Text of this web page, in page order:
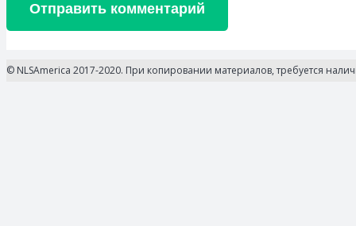
Отправить комментарий
© NLSAmerica 2017-2020. При копировании материалов, требуется